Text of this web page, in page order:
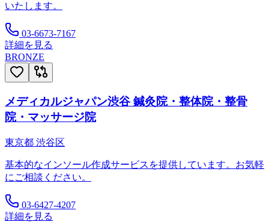
いたします。
03-6673-7167
詳細を見る
BRONZE
メディカルジャパン渋谷 鍼灸院・整体院・整骨
院・マッサージ院
東京都 渋谷区
基本的なインソール作成サービスを提供しています。お気軽
にご相談ください。
03-6427-4207
詳細を見る